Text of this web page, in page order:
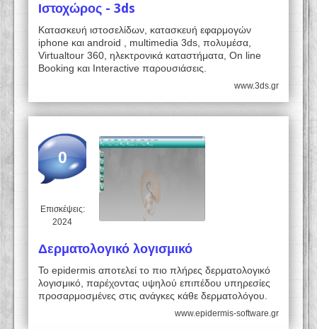
Ιστοχώρος - 3ds
Κατασκευή ιστοσελίδων, κατασκευή εφαρμογών
iphone και android , multimedia 3ds, πολυμέσα,
Virtualtour 360, ηλεκτρονικά καταστήματα, On line
Booking και Interactive παρουσιάσεις.
www.3ds.gr
0
Επισκέψεις:
2024
Δερματολογικό λογισμικό
Το epidermis αποτελεί το πιο πλήρες δερματολογικό
λογισμικό, παρέχοντας υψηλού επιπέδου υπηρεσίες
προσαρμοσμένες στις ανάγκες κάθε δερματολόγου.
www.epidermis-software.gr